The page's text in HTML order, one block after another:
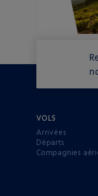
VOLS
Arrivées
Départs
Compagnies